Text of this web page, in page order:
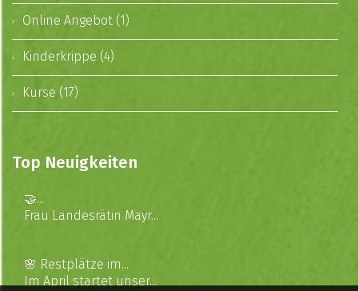
Online Angebot (1)
Kinderkrippe (4)
Kurse (17)
Top Neuigkeiten
🤝...
Frau Landesrätin Mayr...
🌸 Restplätze im...
Im April startet unser...